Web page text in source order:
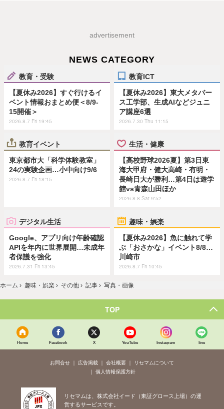
advertisement
NEWS CATEGORY
教育・受験
【夏休み2026】すぐ行けるイ
ベント情報おまとめ便＜8/9-
15開催＞
2026.8.7 Fri 19:45
教育ICT
【夏休み2026】東大メタバー
ス工学部、生成AIなどジュニ
ア講座6選
2026.7.30 Thu 11:15
教育イベント
東京都市大「科学体験教室」
24の実験企画…小中向け9/6
2026.8.7 Fri 18:15
生活・健康
【高校野球2026夏】第3日東
海大甲府・健大高崎・有明・
長崎日大が勝利…第4日は遊学
館vs青森山田ほか
2026.8.8 Sat 9:52
デジタル生活
Google、アプリ向け年齢確認
APIを年内に世界展開…未成年
者保護を強化
2026.7.31 Fri 13:45
趣味・娯楽
【夏休み2026】魚に触れて学
ぶ「おさかな」イベント8/8…
川崎市
2026.8.7 Fri 10:45
ホーム › 趣味・娯楽 › その他 › 記事 › 写真・画像
TOP
Home Facebook X YouTube Instagram line
お問合せ 広告掲載 会社概要
リセマムについて
個人情報保護方針
リセマムは、株式会社イード（東証グロース上場）の運
営するサービスです。